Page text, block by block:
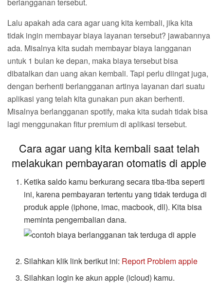
Lalu apakah ada cara agar uang kita kembali, jika kita
tidak ingin membayar biaya layanan tersebut? jawabannya
ada. Misalnya kita sudah membayar biaya langganan
untuk 1 bulan ke depan, maka biaya tersebut bisa
dibatalkan dan uang akan kembali. Tapi perlu diingat juga,
dengan berhenti berlangganan artinya layanan dari suatu
aplikasi yang telah kita gunakan pun akan berhenti.
Misalnya berlangganan spotify, maka kita sudah tidak bisa
lagi menggunakan fitur premium di aplikasi tersebut.
Cara agar uang kita kembali saat telah
melakukan pembayaran otomatis di apple
Ketika saldo kamu berkurang secara tiba-tiba seperti
ini, karena pembayaran tertentu yang tidak terduga di
produk apple (iphone, imac, macbook, dll). Kita bisa
meminta pengembalian dana.
Silahkan klik link berikut ini: Report Problem apple
Silahkan login ke akun apple (icloud) kamu.